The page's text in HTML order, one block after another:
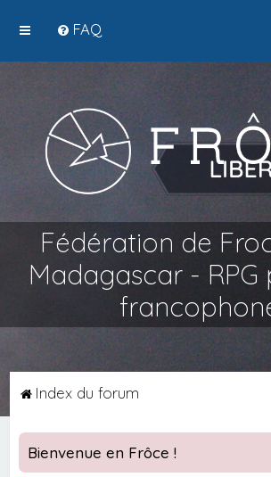
FAQ
Fédération de
Madagascar - RPG
Index du forum
Bienvenue en Frôce !